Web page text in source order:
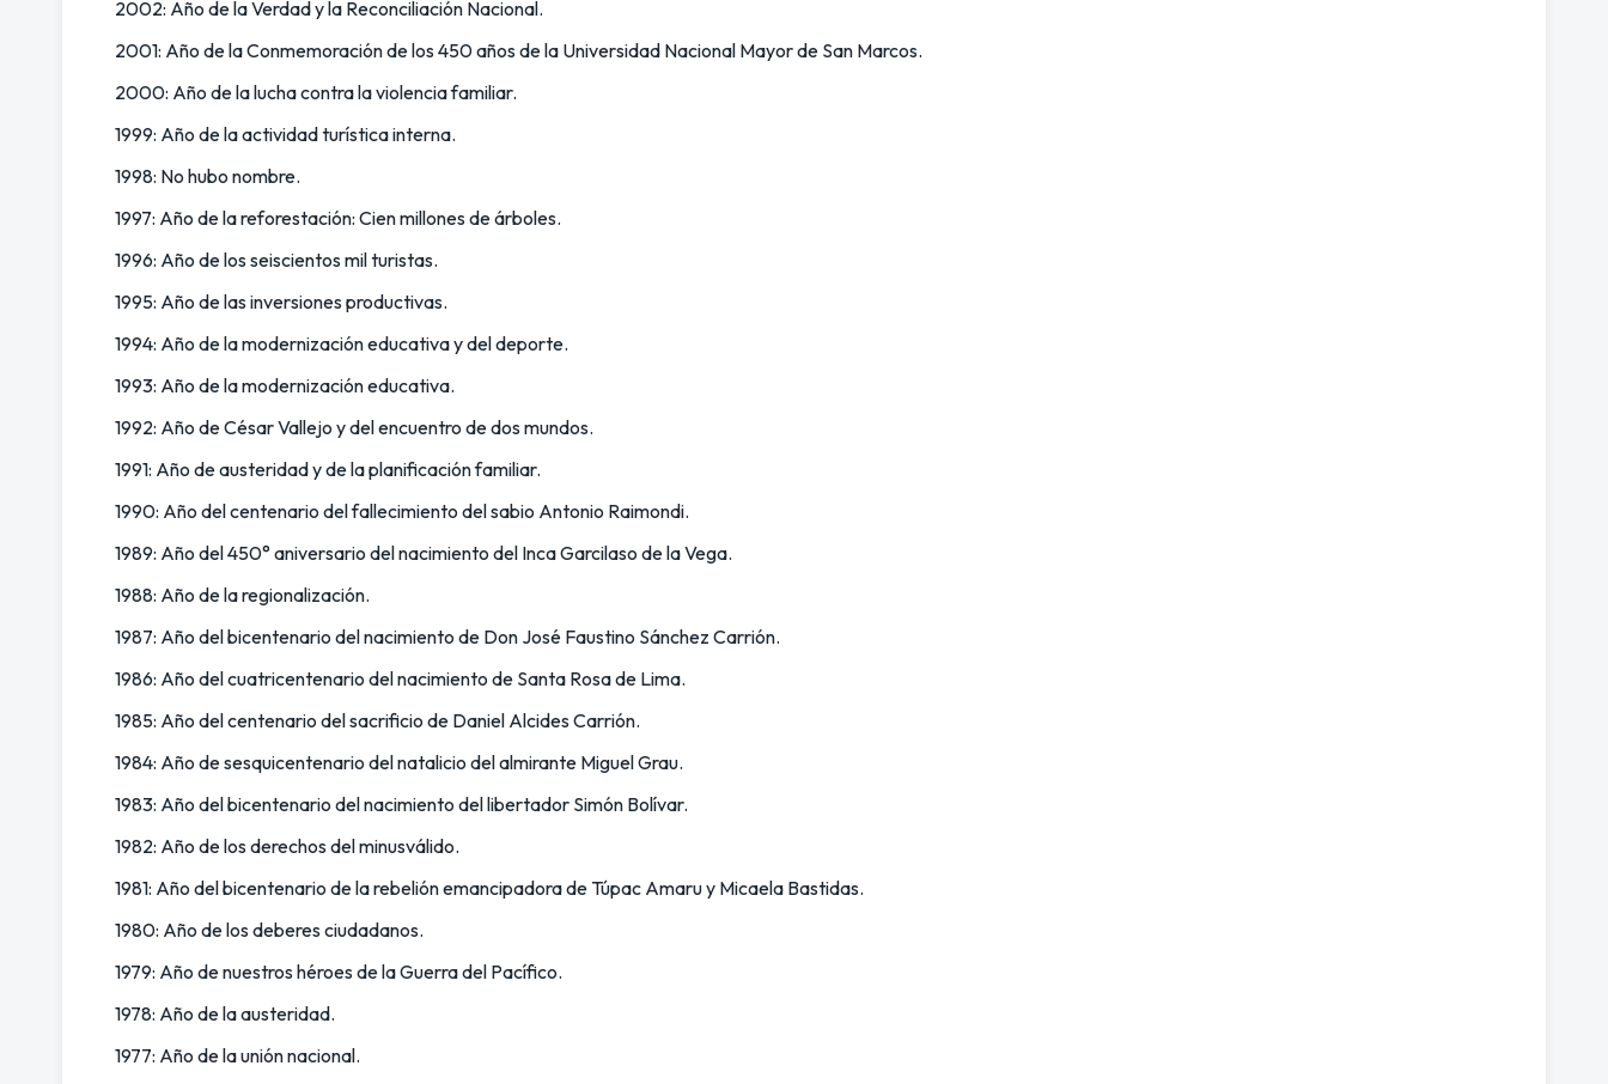
2002: Año de la Verdad y la Reconciliación Nacional.
2001: Año de la Conmemoración de los 450 años de la Universidad Nacional Mayor de San Marcos.
2000: Año de la lucha contra la violencia familiar.
1999: Año de la actividad turística interna.
1998: No hubo nombre.
1997: Año de la reforestación: Cien millones de árboles.
1996: Año de los seiscientos mil turistas.
1995: Año de las inversiones productivas.
1994: Año de la modernización educativa y del deporte.
1993: Año de la modernización educativa.
1992: Año de César Vallejo y del encuentro de dos mundos.
1991: Año de austeridad y de la planificación familiar.
1990: Año del centenario del fallecimiento del sabio Antonio Raimondi.
1989: Año del 450° aniversario del nacimiento del Inca Garcilaso de la Vega.
1988: Año de la regionalización.
1987: Año del bicentenario del nacimiento de Don José Faustino Sánchez Carrión.
1986: Año del cuatricentenario del nacimiento de Santa Rosa de Lima.
1985: Año del centenario del sacrificio de Daniel Alcides Carrión.
1984: Año de sesquicentenario del natalicio del almirante Miguel Grau.
1983: Año del bicentenario del nacimiento del libertador Simón Bolívar.
1982: Año de los derechos del minusválido.
1981: Año del bicentenario de la rebelión emancipadora de Túpac Amaru y Micaela Bastidas.
1980: Año de los deberes ciudadanos.
1979: Año de nuestros héroes de la Guerra del Pacífico.
1978: Año de la austeridad.
1977: Año de la unión nacional.